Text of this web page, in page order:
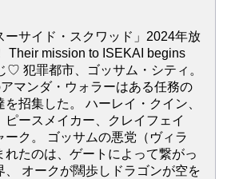
ーサイド・スクワッド」2024年放
Their mission to ISEKAI begins
♡ 犯罪都市、ゴッサム・シティ。
マンダ・ウォラーはある任務の
招集した。 ハーレイ・クイン、
ピースメイカー、クレイフェイ
ーク。 ゴッサムの悪党（ヴィラ
れたのは、ゲートによって繋がっ
、 オークが闊歩しドラゴンが空を